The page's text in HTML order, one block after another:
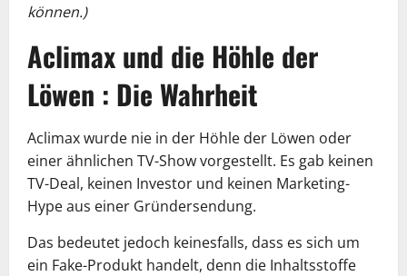
können.)
Aclimax und die Höhle der
Löwen : Die Wahrheit
Aclimax wurde nie in der Höhle der Löwen oder
einer ähnlichen TV-Show vorgestellt. Es gab keinen
TV-Deal, keinen Investor und keinen Marketing-
Hype aus einer Gründersendung.
Das bedeutet jedoch keinesfalls, dass es sich um
ein Fake-Produkt handelt, denn die Inhaltsstoffe